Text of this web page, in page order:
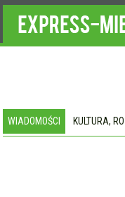
WIADOMOŚCI KULTURA,